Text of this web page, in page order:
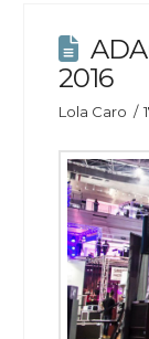
2016
Lola Caro